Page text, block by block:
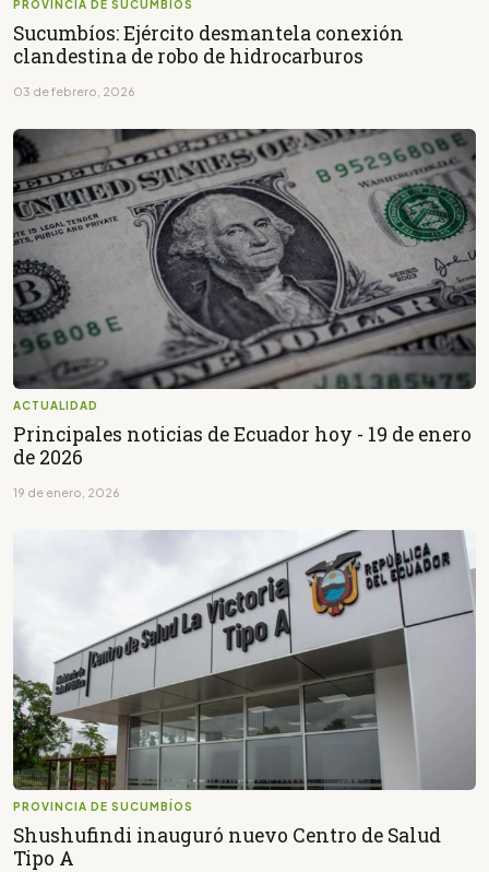
PROVINCIA DE SUCUMBÍOS
Sucumbíos: Ejército desmantela conexión
clandestina de robo de hidrocarburos
03 de febrero, 2026
ACTUALIDAD
Principales noticias de Ecuador hoy - 19 de enero
de 2026
19 de enero, 2026
PROVINCIA DE SUCUMBÍOS
Shushufindi inauguró nuevo Centro de Salud
Tipo A